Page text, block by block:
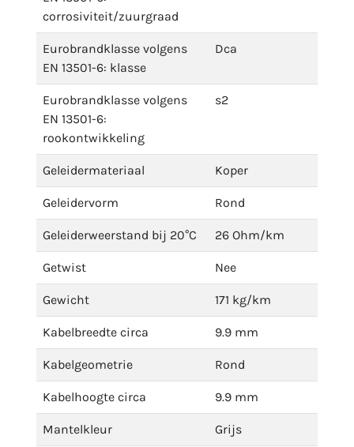
corrosiviteit/zuurgraad
Eurobrandklasse volgens
EN 13501-6: klasse
Dca
Eurobrandklasse volgens
EN 13501-6:
rookontwikkeling
s2
Geleidermateriaal Koper
Geleidervorm Rond
Geleiderweerstand bij 20°C 26 Ohm/km
Getwist Nee
Gewicht 171 kg/km
Kabelbreedte circa 9.9 mm
Kabelgeometrie Rond
Kabelhoogte circa 9.9 mm
Mantelkleur Grijs